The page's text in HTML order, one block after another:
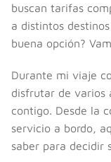
buscan tarifas
a distintos
buena opción?
Durante mi viaje
disfrutar de varios
contigo. Desde la
servicio a bordo,
saber para decidir